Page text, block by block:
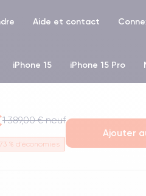
Aide et contact
iPhone 15 iPhone 15 Pro
1 389,00 € neuf
73 % d'économies
Ajouter